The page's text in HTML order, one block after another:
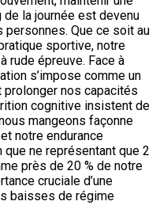
la journée est devenu
personnes. Que ce soit au
sportive, notre
rude épreuve. Face à
s’impose comme un
prolonger nos capacités
cognitive insistent de
mangeons façonne
notre endurance
ne représentant que 2
près de 20 % de notre
cruciale d’une
baisses de régime